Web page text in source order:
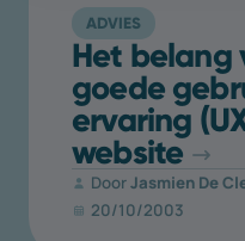
ADVIES
Het belang
goede
ervaring
website
DoorJasmien De
20/10/2003